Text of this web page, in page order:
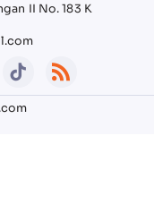
II No. 183 K